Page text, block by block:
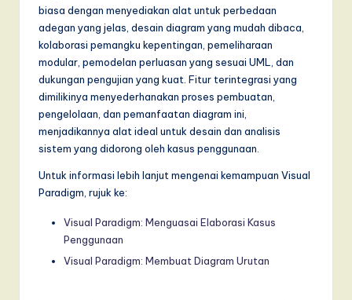
biasa dengan menyediakan alat untuk perbedaan
adegan yang jelas, desain diagram yang mudah dibaca,
kolaborasi pemangku kepentingan, pemeliharaan
modular, pemodelan perluasan yang sesuai UML, dan
dukungan pengujian yang kuat. Fitur terintegrasi yang
dimilikinya menyederhanakan proses pembuatan,
pengelolaan, dan pemanfaatan diagram ini,
menjadikannya alat ideal untuk desain dan analisis
sistem yang didorong oleh kasus penggunaan.
Untuk informasi lebih lanjut mengenai kemampuan Visual
Paradigm, rujuk ke:
Visual Paradigm: Menguasai Elaborasi Kasus
Penggunaan
Visual Paradigm: Membuat Diagram Urutan